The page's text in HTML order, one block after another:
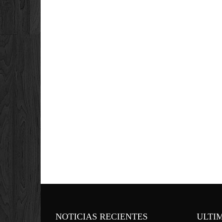
NOTICIAS RECIENTES